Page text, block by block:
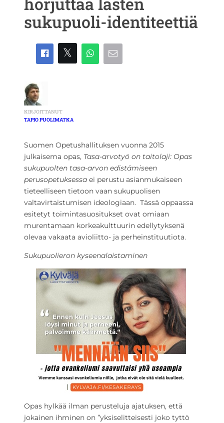
sukupuoli-identiteettiä
KIRJOITTANUT
TAPIO PUOLIMATKA
Suomen Opetushallituksen vuonna 2015
julkaisema opas, Tasa-arvotyö on taitolaji: Opas
sukupuolten tasa-arvon edistämiseen
perusopetuksessa ei perustu asianmukaiseen
tieteelliseen tietoon vaan sukupuolisen
valtavirtaistumisen ideologiaan. Tässä oppaassa
esitetyt toimintasuositukset ovat omiaan
murentamaan korkeakulttuurin edellytyksenä
olevaa vakaata avioliitto- ja perheinstituutiota.
Sukupuolieron kyseenalaistaminen
Opas hylkää ilman perusteluja ajatuksen, että
jokainen ihminen on ”yksiselitteisesti joko tyttö